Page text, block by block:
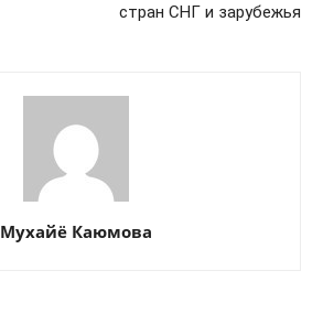
стран СНГ и зарубежья
Мухайё Каюмова